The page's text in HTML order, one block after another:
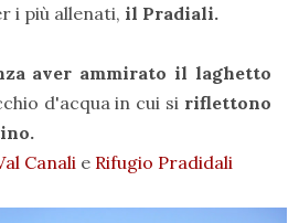
i più allenati, il Pradiali.
aver ammirato il laghetto
d'acqua in cui si riflettono
Canali e Rifugio Pradidali